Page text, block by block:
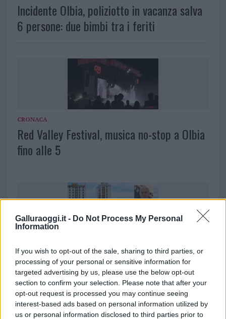
Galluraoggi.it - Do Not Process My Personal
Information
If you wish to opt-out of the sale, sharing to third parties, or
processing of your personal or sensitive information for
targeted advertising by us, please use the below opt-out
section to confirm your selection. Please note that after your
opt-out request is processed you may continue seeing
interest-based ads based on personal information utilized by
us or personal information disclosed to third parties prior to
Incidente Olbia, poliziotto in vacanza salva
6 persone: due bimbi tra i feriti
CRONACA
Red Valley Festival, musica no-stop a Olbia
fino alle 5
Olbia in lutto per la scomparsa improvvisa
di un uomo di soli 53 anni
1 2 3 … 748 »